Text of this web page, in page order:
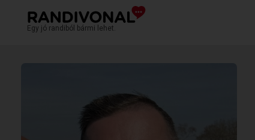
Egy jó randiból bármi lehet.